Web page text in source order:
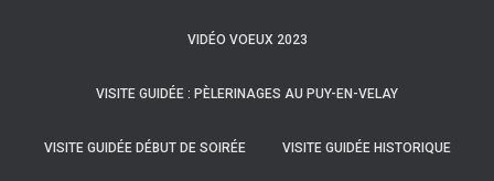
VIDÉO VOEUX 2023
VISITE GUIDÉE : PÈLERINAGES AU PUY-EN-VELAY
VISITE GUIDÉE DÉBUT DE SOIRÉE VISITE GUIDÉE HISTORIQUE